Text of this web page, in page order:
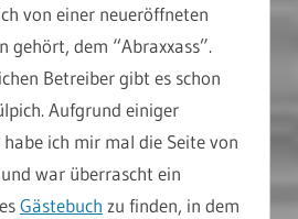
von einer neueröffneten
gehört, dem “Abraxxass”.
Betreiber gibt es schon
Aufgrund einiger
ich mir mal die Seite von
war überrascht ein
Gästebuch zu finden, in dem